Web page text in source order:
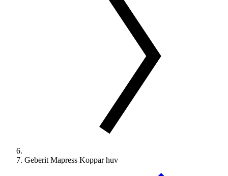
Geberit Mapress Koppar huv